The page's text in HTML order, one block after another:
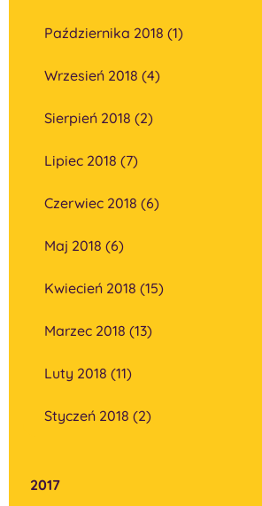
Października 2018 (1)
Wrzesień 2018 (4)
Sierpień 2018 (2)
Lipiec 2018 (7)
Czerwiec 2018 (6)
Maj 2018 (6)
Kwiecień 2018 (15)
Marzec 2018 (13)
Luty 2018 (11)
Styczeń 2018 (2)
2017